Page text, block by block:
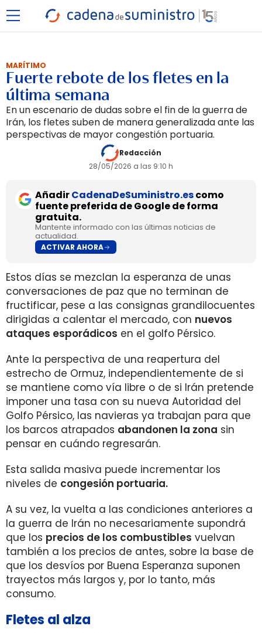
MARÍTIMO
Fuerte rebote de los fletes en la
última semana
En un escenario de dudas sobre el fin de la guerra de
Irán, los fletes suben de manera generalizada ante las
perspectivas de mayor congestión portuaria.
Redacción
28/05/2026 a las 9:10 h
AñadirCadenaDeSuministro.escomo
fuente preferida de Google de forma
gratuita.
Mantente informado con las últimas noticias de
actualidad.
ACTIVAR AHORA
Estos días se mezclan la esperanza de unas
conversaciones de paz que no terminan de
fructificar, pese a las consignas grandilocuentes
dirigidas a calentar el mercado, con nuevos
ataques esporádicos en el golfo Pérsico.
Ante la perspectiva de una reapertura del
estrecho de Ormuz, independientemente de si
se mantiene como vía libre o de si Irán pretende
imponer una tasa con su nueva Autoridad del
Golfo Pérsico, las navieras ya trabajan para que
los barcos atrapados abandonen la zona sin
pensar en cuándo regresarán.
Esta salida masiva puede incrementar los
niveles de congesión portuaria.
A su vez, la vuelta a las condiciones anteriores a
la guerra de Irán no necesariamente supondrá
que los precios de los combustibles vuelvan
también a los precios de antes, sobre la base de
que los desvíos por Buena Esperanza suponen
trayectos más largos y, por lo tanto, más
consumo.
Fletes al alza